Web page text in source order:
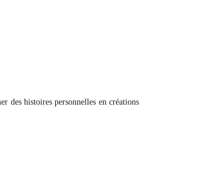
des histoires personnelles en créations